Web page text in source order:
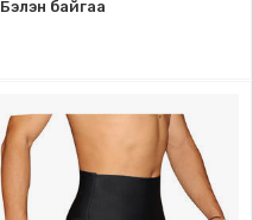
Бэлэн байгаа